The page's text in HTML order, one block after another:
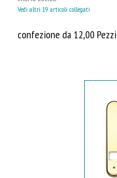
Vedi altri 19 articoli collegati
confezione da 12,00 Pezzi